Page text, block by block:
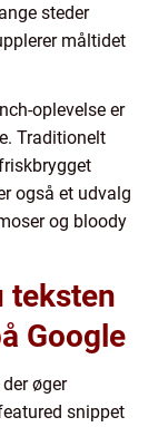
steder
måltidet
oplevelse er
Traditionelt
også et udvalg
og bloody
teksten
Google
øger
snippet